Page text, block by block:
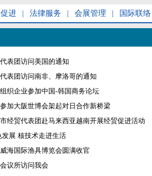
进 | 法律服务 | 会展管理 | 国际联络
表团访问美国的通知
表团访问南非、摩洛哥的通知
织企业参加中国-韩国商务论坛
加大阪世博会架起对日合作新桥梁
经贸代表团赴马来西亚越南开展经贸促进活动
展 核技术走进生活
海国际渔具博览会圆满收官
议所访问我会